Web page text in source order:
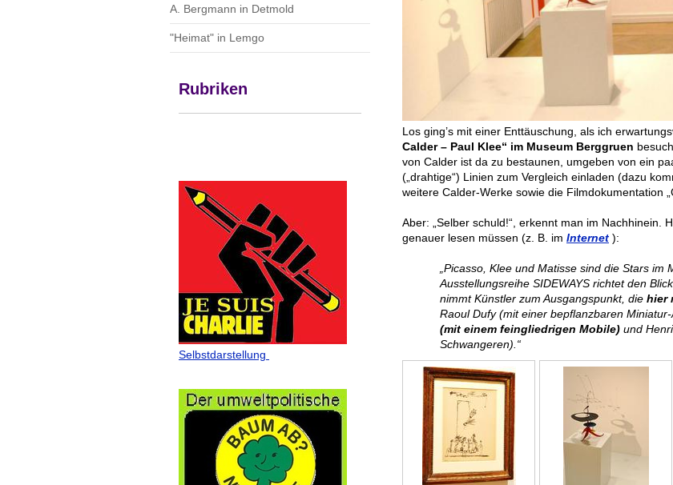
A. Bergmann in Detmold
"Heimat" in Lemgo
Rubriken
Selbstdarstellung
Los ging’s mit einer Enttäuschung, als ich
Calder – Paul Klee“ im Museum Berggruen
von Calder ist da zu bestaunen, umgeben von ein
(„drahtige“) Linien zum Vergleich einladen (dazu
weitere Calder-Werke sowie die Filmdokumentation
Aber: „Selber schuld!“, erkennt man im Nachhinein.
genauer lesen müssen (z. B. im Internet ):
„Picasso, Klee und Matisse sind die Stars im
Ausstellungsreihe SIDEWAYS richtet den
nimmt Künstler zum Ausgangspunkt, diehier
Raoul Dufy (mit einer bepflanzbaren
(mit einem feingliedrigen Mobile) und
Schwangeren).“